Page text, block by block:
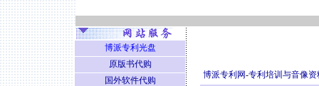
博派专利网-专利培训与音像资
博派专利光盘
原版书代购
国外软件代购